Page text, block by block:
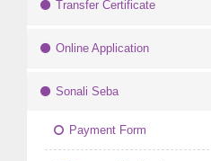
Transfer Certificate
Online Application
Sonali Seba
Payment Form